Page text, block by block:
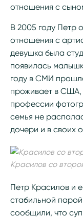
отношения с
В 2005 году Петр
отношения с
девушка была
появилась
году в СМИ
проживает в США,
профессии
семья не
дочери и в своих
Красилов со
Петр Красилов и
стабильной
сообщили, что